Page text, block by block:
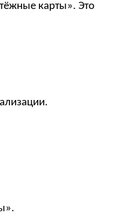
карты». Это